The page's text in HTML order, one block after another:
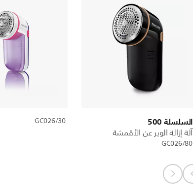
السلسلة 500
آلة إزالة الوبر عن الأقمشة
GC026/80
GC026/30